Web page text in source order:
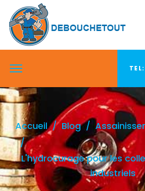
Accueil Blog
L'hydrocurage pour les
industriels